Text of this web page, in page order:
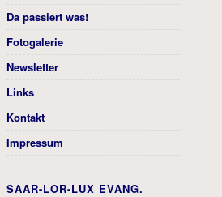
Da passiert was!
Fotogalerie
Newsletter
Links
Kontakt
Impressum
SAAR-LOR-LUX EVANG.